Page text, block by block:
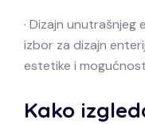
· Dizajn
izbor za dizajn
estetike i
Kako